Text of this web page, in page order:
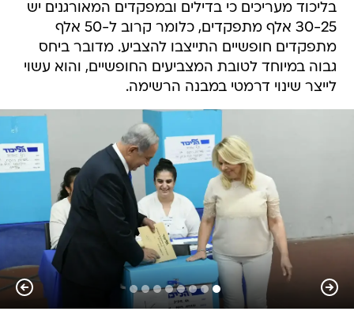
בליכוד מעריכים כי בדילים ובמפקדים המאורגנים יש
30-25 אלף מתפקדים, כלומר קרוב ל-50 אלף
מתפקדים חופשיים התייצבו להצביע. מדובר ביחס
גבוה במיוחד לטובת המצביעים החופשיים, והוא עשוי
לייצר שינוי דרמטי במבנה הרשימה.